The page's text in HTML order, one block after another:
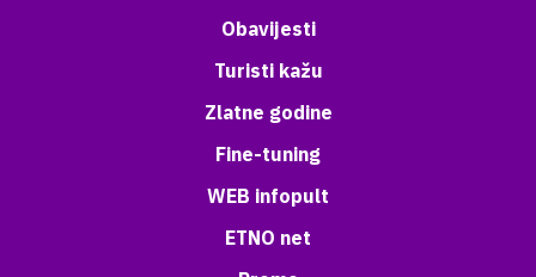
Obavijesti
Turisti kažu
Zlatne godine
Fine-tuning
WEB infopult
ETNO net